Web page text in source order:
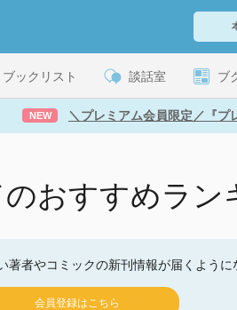
ブックリスト 談話室 ブ
NEW ＼プレミアム会員限定／『プ
おすすめラン
著者やコミックの新刊情報が届くように
会員登録はこちら